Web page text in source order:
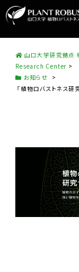
山口大学研究拠点
Research Center >
お知らせ
>
｢植物ロバストネス研